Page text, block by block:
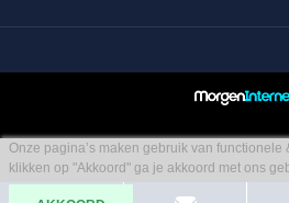
Onze pagina’s maken gebruik van functionele
klikken op "Akkoord" ga je akkoord met ons